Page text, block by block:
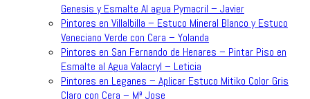
Genesis y Esmalte Al agua Pymacril – Javier
Pintores en Villalbilla – Estuco Mineral Blanco y Estuco
Veneciano Verde con Cera – Yolanda
Pintores en San Fernando de Henares – Pintar Piso en
Esmalte al Agua Valacryl – Leticia
Pintores en Leganes – Aplicar Estuco Mitiko Color Gris
Claro con Cera – Mª Jose